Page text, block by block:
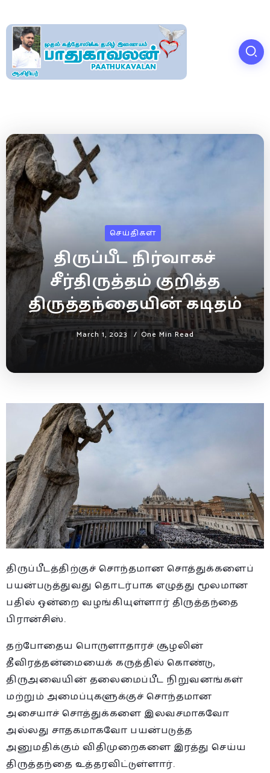
செய்திகள்
திருப்பீட நிர்வாகச்
சீர்திருத்தம் குறித்த
திருத்தந்தையின் கடிதம்
March 1, 2023 One Min Read
திருப்பீடத்திற்குச் சொந்தமான சொத்துக்களைப்
பயன்படுத்துவது தொடர்பாக எழுத்து மூலமான
பதில் ஒன்றை வழங்கியுள்ளார் திருத்தந்தை
பிரான்சிஸ்.
தற்போதைய பொருளாதாரச் சூழலின்
தீவிரத்தன்மையைக் கருத்தில் கொண்டு,
திருஅவையின் தலைமைப்பீட நிறுவனங்கள்
மற்றும் அமைப்புகளுக்குச் சொந்தமான
அசையாச் சொத்துக்களை இலவசமாகவோ
அல்லது சாதகமாகவோ பயன்படுத்த
அனுமதிக்கும் விதிமுறைகளை இரத்து செய்ய
திருத்தந்தை உத்தரவிட்டுள்ளார்.